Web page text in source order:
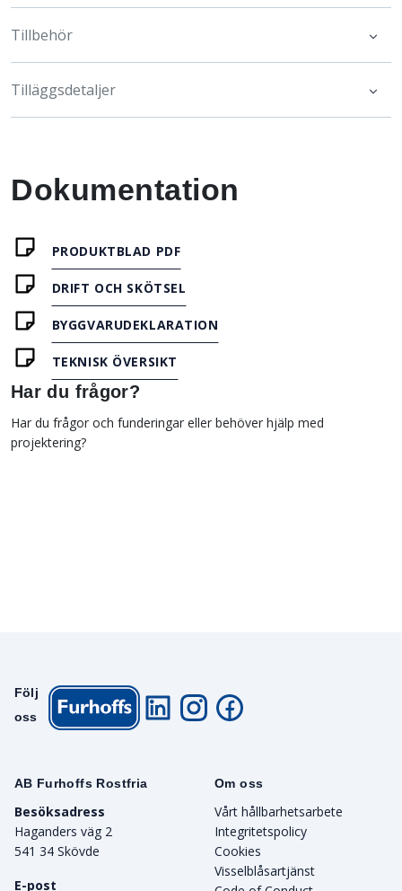
Tillbehör
Tilläggsdetaljer
Dokumentation
PRODUKTBLAD PDF
DRIFT OCH SKÖTSEL
BYGGVARUDEKLARATION
TEKNISK ÖVERSIKT
Har du frågor?
Har du frågor och funderingar eller behöver hjälp med
projektering?
AB Furhoffs Rostfria
Besöksadress
Haganders väg 2
541 34 Skövde
E-post
Om oss
Vårt hållbarhetsarbete
Integritetspolicy
Cookies
Visselblåsartjänst
Följ
oss